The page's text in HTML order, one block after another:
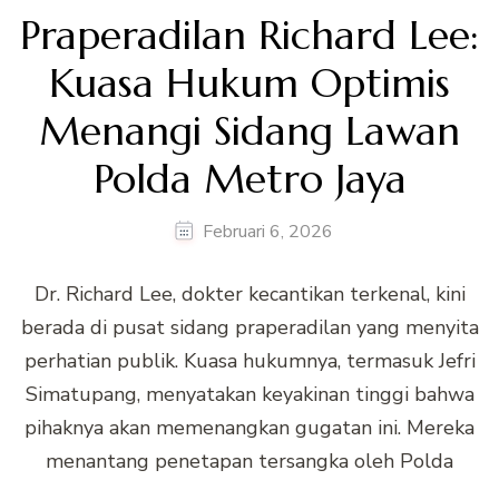
Praperadilan Richard Lee:
Kuasa Hukum Optimis
Menangi Sidang Lawan
Polda Metro Jaya
Februari 6, 2026
Dr. Richard Lee, dokter kecantikan terkenal, kini
berada di pusat sidang praperadilan yang menyita
perhatian publik. Kuasa hukumnya, termasuk Jefri
Simatupang, menyatakan keyakinan tinggi bahwa
pihaknya akan memenangkan gugatan ini. Mereka
menantang penetapan tersangka oleh Polda